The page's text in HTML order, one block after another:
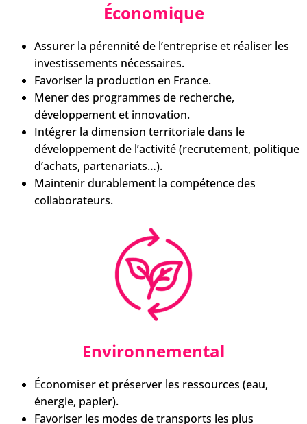
Économique
Assurer la pérennité de l’entreprise et réaliser les
investissements nécessaires.
Favoriser la production en France.
Mener des programmes de recherche,
développement et innovation.
Intégrer la dimension territoriale dans le
développement de l’activité (recrutement, politique
d’achats, partenariats…).
Maintenir durablement la compétence des
collaborateurs.
Environnemental
Économiser et préserver les ressources (eau,
énergie, papier).
Favoriser les modes de transports les plus